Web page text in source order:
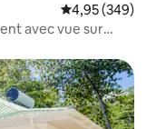
Évaluation
4,95 (349)
avec vue sur